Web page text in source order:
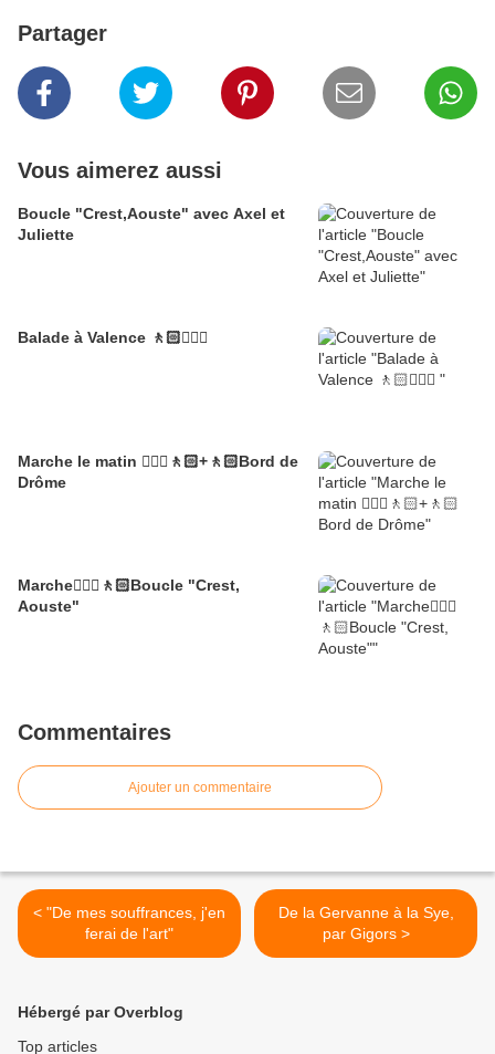
Partager
Vous aimerez aussi
Boucle "Crest,Aouste" avec Axel et
Juliette
Balade à Valence 🚶🏻🚶🏼‍♂️
Marche le matin 🚶🏼‍♂️🚶🏻+🚶🏻Bord de
Drôme
Marche🚶🏼‍♂️🚶🏻Boucle "Crest,
Aouste"
Commentaires
Ajouter un commentaire
< "De mes souffrances, j'en
ferai de l'art"
De la Gervanne à la Sye,
par Gigors >
Hébergé par Overblog
Top articles